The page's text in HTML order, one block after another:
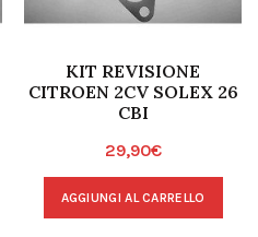
KIT REVISIONE
CITROEN 2CV SOLEX 26
CBI
29,90€
AGGIUNGI AL CARRELLO